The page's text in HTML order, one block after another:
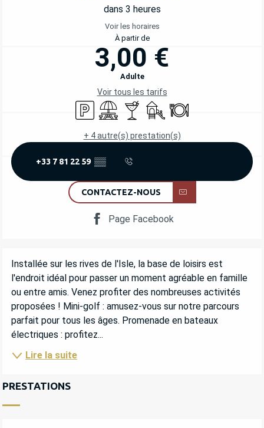
dans 3 heures
Voir les horaires
À partir de
3,00 €
Adulte
Voir tous les tarifs
ParkingAire de pique nique
Bar / Buvette
Jeux pour enfants / Espace
Restaurant
+ 4 autre(s) prestation(s)
+33 7 81 22 59 ▒▒
CONTACTEZ-NOUS
Page Facebook
DESCRIPTION
Installée sur les rives de l'Isle, la base de loisirs est
l'endroit idéal pour passer un moment agréable en famille
ou entre amis. Venez profiter des nombreuses activités
proposées ! Mini-golf : amusez-vous sur notre parcours
parfait pour tous les âges. Promenade en bateaux
électriques : profitez...
Lire la suite
PRESTATIONS